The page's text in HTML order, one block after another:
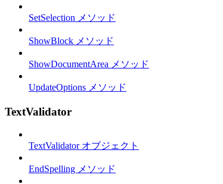
SetSelection メソッド
ShowBlock メソッド
ShowDocumentArea メソッド
UpdateOptions メソッド
TextValidator
TextValidator オブジェクト
EndSpelling メソッド